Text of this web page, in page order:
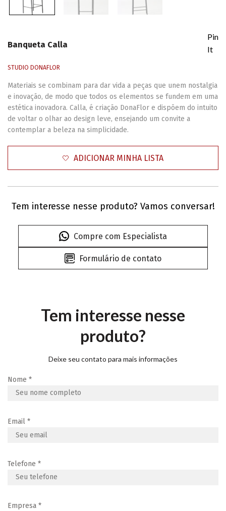
Banqueta Calla
Pin
It
STUDIO DONAFLOR
Materiais se combinam para dar vida a peças que unem nostalgia
e inovação, de modo que todos os elementos se fundem em uma
estética inovadora. Calla, é criação DonaFlor e dispõem do intuito
de voltar o olhar ao design leve, ensejando um convite a
contemplar a beleza na simplicidade.
ADICIONAR MINHA LISTA
Tem interesse nesse produto? Vamos conversar!
Compre com Especialista
Formulário de contato
Tem interesse nesse
produto?
Deixe seu contato para mais informações
Nome *
Email *
Telefone *
Empresa *